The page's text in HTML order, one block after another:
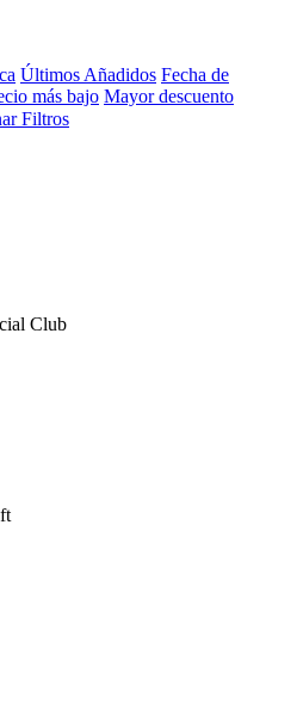
Últimos Añadidos Fecha de
más bajo Mayor descuento
Filtros
Club